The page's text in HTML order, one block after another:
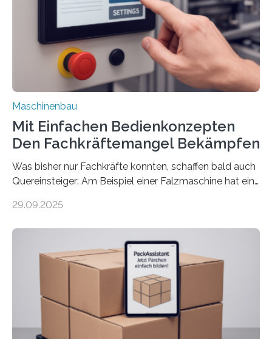
Maschinenbau
Mit Einfachen Bedienkonzepten
Den Fachkräftemangel Bekämpfen
Was bisher nur Fachkräfte konnten, schaffen bald auch
Quereinsteiger: Am Beispiel einer Falzmaschine hat ein
Mensch-Maschine-Schnittstelle so sehr vereinfacht,
Die zugrunde liegende Methodik lässt sich auf alle
anderen Maschinen übertragen. Eine Falzmaschine
umzurüsten ist ein Job für echte Profis. Eine solche
Maschine faltet in Druckereien Broschüren, Prospekte,
Landkarten und vieles mehr – mehrere Zehntausend
Exemplare pro Stunde. Je nach Maschinentyp und
Auftrag kann das Umrüsten…
29.09.2025